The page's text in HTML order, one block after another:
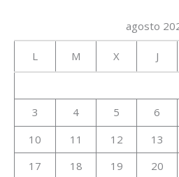
agosto
L M X J
3
4 5 6
10
11 12 13
17
18 19 20